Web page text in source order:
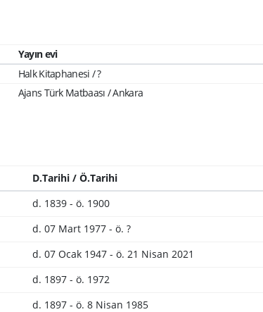
Yayın evi
Halk Kitaphanesi / ?
Ajans Türk Matbaası / Ankara
D.Tarihi / Ö.Tarihi
d. 1839 - ö. 1900
d. 07 Mart 1977 - ö. ?
d. 07 Ocak 1947 - ö. 21 Nisan 2021
d. 1897 - ö. 1972
d. 1897 - ö. 8 Nisan 1985